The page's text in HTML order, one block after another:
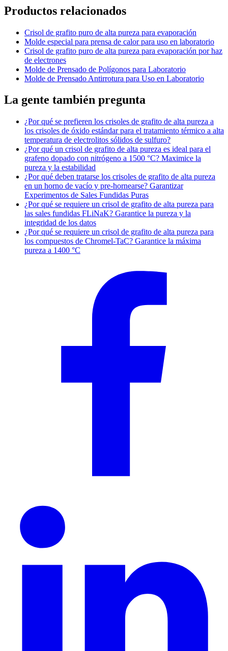
Productos relacionados
Crisol de grafito puro de alta pureza para evaporación
Molde especial para prensa de calor para uso en laboratorio
Crisol de grafito puro de alta pureza para evaporación por haz
de electrones
Molde de Prensado de Polígonos para Laboratorio
Molde de Prensado Antirrotura para Uso en Laboratorio
La gente también pregunta
¿Por qué se prefieren los crisoles de grafito de alta pureza a
los crisoles de óxido estándar para el tratamiento térmico a alta
temperatura de electrolitos sólidos de sulfuro?
¿Por qué un crisol de grafito de alta pureza es ideal para el
grafeno dopado con nitrógeno a 1500 °C? Maximice la
pureza y la estabilidad
¿Por qué deben tratarse los crisoles de grafito de alta pureza
en un horno de vacío y pre-hornearse? Garantizar
Experimentos de Sales Fundidas Puras
¿Por qué se requiere un crisol de grafito de alta pureza para
las sales fundidas FLiNaK? Garantice la pureza y la
integridad de los datos
¿Por qué se requiere un crisol de grafito de alta pureza para
los compuestos de Chromel-TaC? Garantice la máxima
pureza a 1400 °C